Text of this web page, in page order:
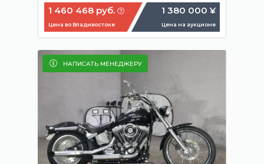
1 460 468 руб.
Цена во Владивостоке
1 380 000 ¥
Цена на аукционе
НАПИСАТЬ МЕНЕДЖЕРУ